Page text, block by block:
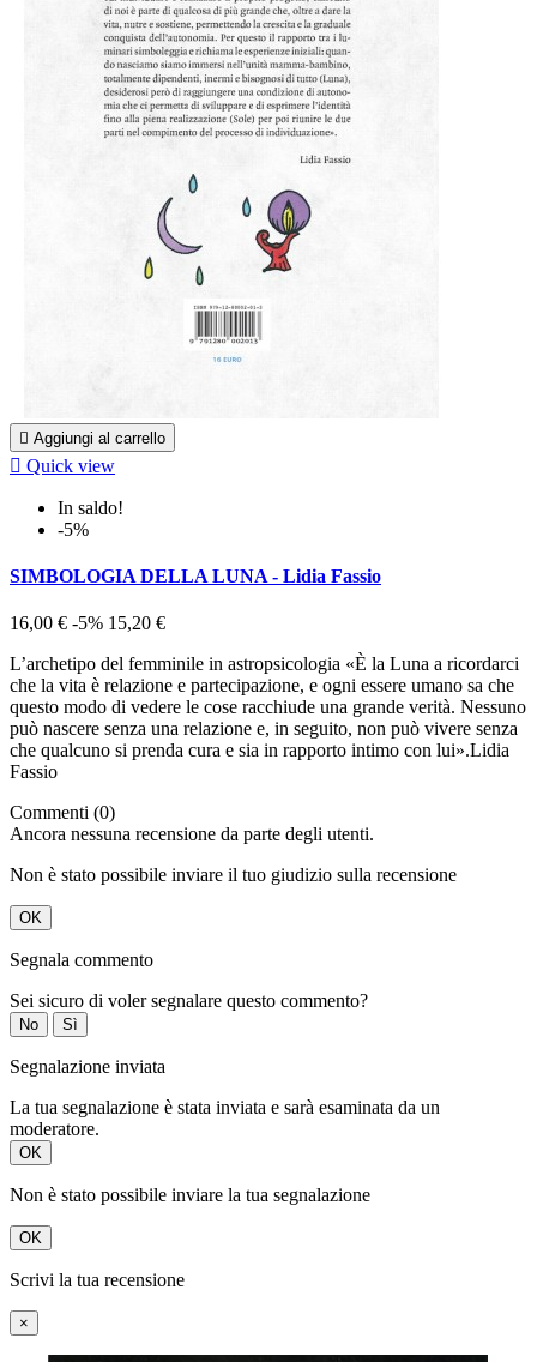
 Aggiungi al carrello
 Quick view
In saldo!
-5%
SIMBOLOGIA DELLA LUNA - Lidia Fassio
16,00 € -5% 15,20 €
L’archetipo del femminile in astropsicologia «È la Luna a ricordarci
che la vita è relazione e partecipazione, e ogni essere umano sa che
questo modo di vedere le cose racchiude una grande verità. Nessuno
può nascere senza una relazione e, in seguito, non può vivere senza
che qualcuno si prenda cura e sia in rapporto intimo con lui».Lidia
Fassio
Commenti (0)
Ancora nessuna recensione da parte degli utenti.
Non è stato possibile inviare il tuo giudizio sulla recensione
OK
Segnala commento
Sei sicuro di voler segnalare questo commento?
No Sì
Segnalazione inviata
La tua segnalazione è stata inviata e sarà esaminata da un
moderatore.
OK
Non è stato possibile inviare la tua segnalazione
OK
Scrivi la tua recensione
×